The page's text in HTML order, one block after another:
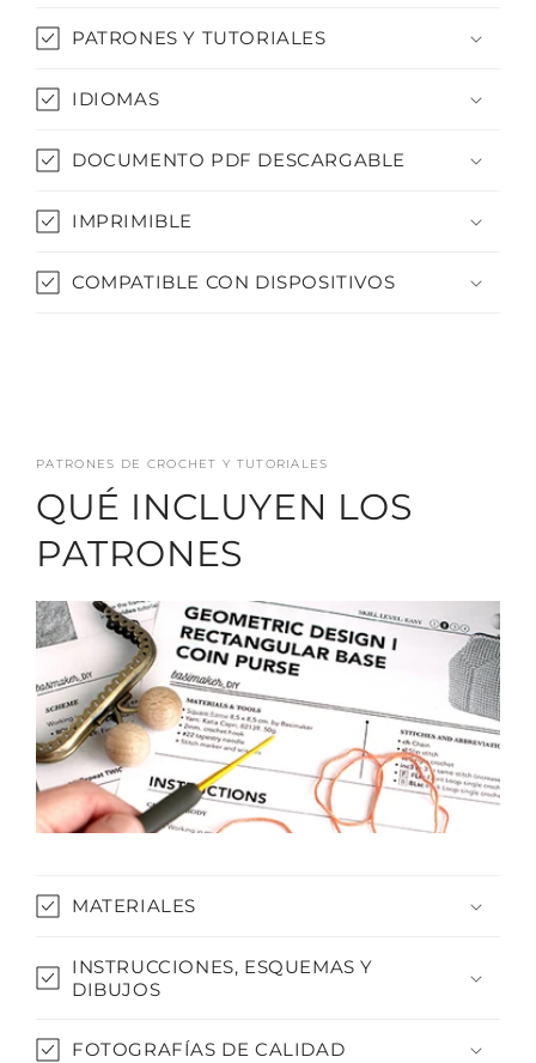
PATRONES Y TUTORIALES
IDIOMAS
DOCUMENTO PDF DESCARGABLE
IMPRIMIBLE
COMPATIBLE CON DISPOSITIVOS
PATRONES DE CROCHET Y TUTORIALES
QUÉ INCLUYEN LOS
PATRONES
MATERIALES
INSTRUCCIONES, ESQUEMAS Y
DIBUJOS
FOTOGRAFÍAS DE CALIDAD